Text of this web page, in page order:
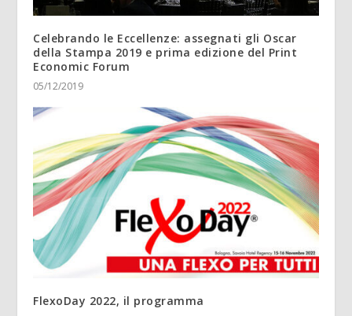
Celebrando le Eccellenze: assegnati gli Oscar
della Stampa 2019 e prima edizione del Print
Economic Forum
05/12/2019
FlexoDay 2022, il programma